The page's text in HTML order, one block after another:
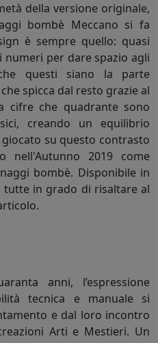
della versione originale,
bombè Meccano si fa
è sempre quello: quasi
per dare spazio agli
questi siano la parte
spicca dal resto grazie al
cifre che quadrante sono
creando un equilibrio
su questo contrasto
nell'Autunno 2019 come
bombè. Disponibile in
in grado di risaltare al
anni, l’espressione
tecnica e manuale si
e dal loro incontro
Arti e Mestieri. Un